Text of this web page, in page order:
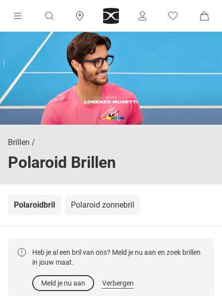
Brillen
Polaroid Brillen
Polaroidbril Polaroid zonnebril
Heb je al een bril van ons? Meld je nu aan en zoek brillen
in jouw maat.
Meld je nu aan Verbergen